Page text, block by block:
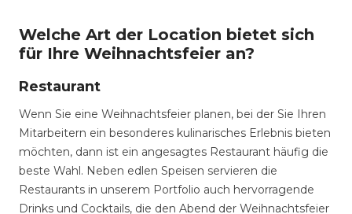
Welche Art der Location bietet sich
für Ihre Weihnachtsfeier an?
Restaurant
Wenn Sie eine Weihnachtsfeier planen, bei der Sie Ihren
Mitarbeitern ein besonderes kulinarisches Erlebnis bieten
möchten, dann ist ein angesagtes Restaurant häufig die
beste Wahl. Neben edlen Speisen servieren die
Restaurants in unserem Portfolio auch hervorragende
Drinks und Cocktails, die den Abend der Weihnachtsfeier